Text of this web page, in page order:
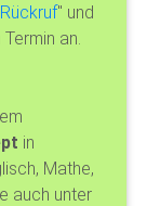
" und
an.
in
Mathe,
auch unter